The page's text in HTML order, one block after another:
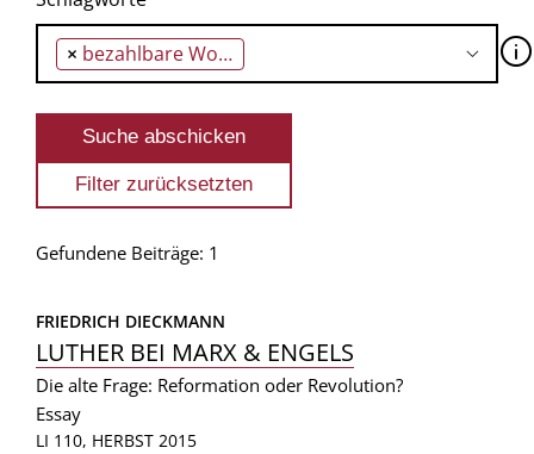
× bezahlbare Wohnungen Abwehr von Luxus 🛈
Gefundene Beiträge: 1
FRIEDRICH DIECKMANN
LUTHER BEI MARX & ENGELS
Die alte Frage: Reformation oder Revolution?
Essay
LI 110, HERBST 2015